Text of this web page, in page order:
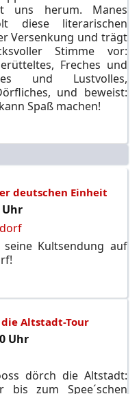
uns herum. Manes
diese literarischen
Versenkung und trägt
Stimme vor:
Freches und
und Lustvolles,
und beweist:
Spaß machen!
deutschen Einheit
Uhr
Kultsendung auf
Altstadt-Tour
Uhr
dörch die Altstadt:
bis zum Spee´schen